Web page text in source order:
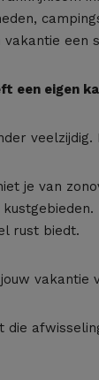
een
een eigen
je van
rust biedt.
vakantie
die